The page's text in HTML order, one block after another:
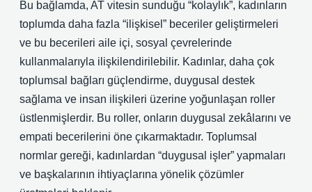
Bu bağlamda, AT vitesin sunduğu “kolaylık”, kadınların
toplumda daha fazla “ilişkisel” beceriler geliştirmeleri
ve bu becerileri aile içi, sosyal çevrelerinde
kullanmalarıyla ilişkilendirilebilir. Kadınlar, daha çok
toplumsal bağları güçlendirme, duygusal destek
sağlama ve insan ilişkileri üzerine yoğunlaşan roller
üstlenmişlerdir. Bu roller, onların duygusal zekâlarını ve
empati becerilerini öne çıkarmaktadır. Toplumsal
normlar gereği, kadınlardan “duygusal işler” yapmaları
ve başkalarının ihtiyaçlarına yönelik çözümler